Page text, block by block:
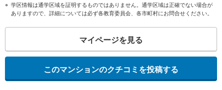
学区情報は通学区域を証明するものではありません。通学区域は正確でない場合が
ありますので、詳細については必ず各教育委員会、各市町村にお問合せください。
マイページを見る
このマンションのクチコミを投稿する